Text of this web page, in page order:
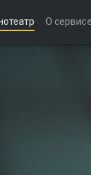
О сервисе